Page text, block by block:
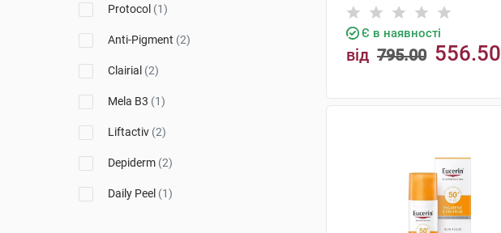
Protocol (1)
Anti-Pigment (2)
Clairial (2)
Mela B3 (1)
Liftactiv (2)
Depiderm (2)
Daily Peel (1)
Є в наявності
від 795.00 556.50